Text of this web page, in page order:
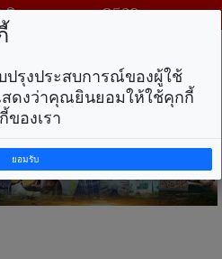
งหาคม พ.ศ. 2569
ปรุงประสบการณ์ของผู้ใช้
สดงว่าคุณยินยอมให้ใช้คุกกี้
องเรา
ยอมรับ